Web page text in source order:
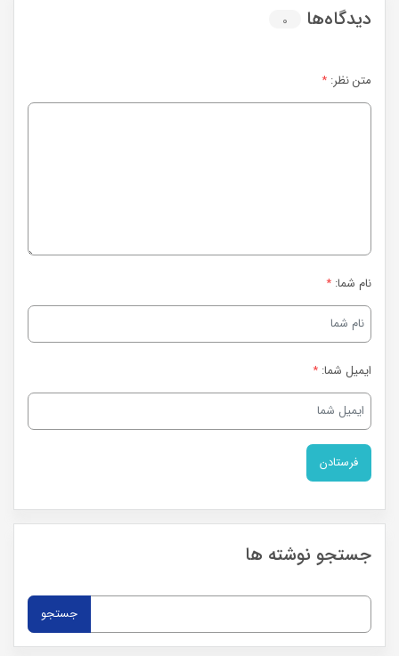
دیدگاه‌ها ۰
متن نظر: *
نام شما: *
ایمیل شما: *
جستجو نوشته ها
برای: